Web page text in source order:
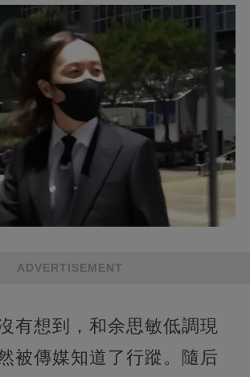
ADVERTISEMENT
有想到，和余思敏低調現
被傳媒知道了行蹤。隨后